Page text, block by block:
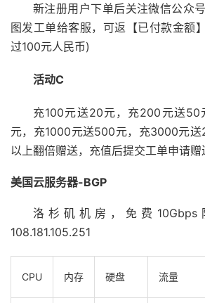
新注册用户下单后关注微信公众
图发工单给客服，可返【已付款金额
过100元人民币)
活动C
充100元送20元，充200元送
元，充1000元送500元，充3000元
以上翻倍赠送，充值后提交工单申请赠
美国云服务器-BGP
洛杉矶机房，免费10Gbps
108.181.105.251
CPU 内存 硬盘 流量